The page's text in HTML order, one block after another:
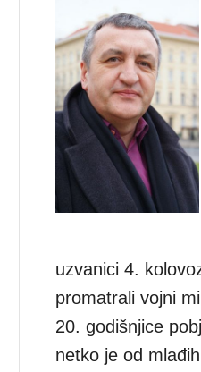
uzvanici 4.
promatrali vojni
20. godišnjice
netko je od